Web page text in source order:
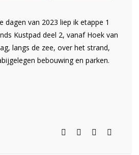
dagen van 2023 liep ik etappe 1
Kustpad deel 2, vanaf Hoek van
langs de zee, over het strand,
bebouwing en parken.